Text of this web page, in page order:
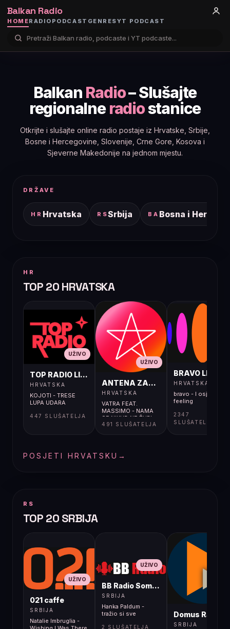
Balkan Radio
HOMERADIO PODCAST GENRESYT PODCAST
Balkan Radio– Slušajte
regionalneradiostanice
Otkrijte i slušajte online radio postaje iz Hrvatske, Srbije,
Bosne i Hercegovine, Slovenije, Crne Gore, Kosova i
Sjeverne Makedonije na jednom mjestu.
DRŽAVE
HR Hrvatska RSSrbija BA Bosna i
HR
TOP 20 HRVATSKA
UŽIVO
TOP RADIO LIVE
HRVATSKA
KOJOTI - TRESE
LUPA UDARA
447 SLUŠATELJA
UŽIVO
ANTENA ZAGREB LIVE
HRVATSKA
VATRA FEAT.
MASSIMO - NAMA
SE NIKUD NE ŽURI
491 SLUŠATELJA
BRAVO LIVE
HRVATSKA
bravo - I osjećaj i
feeling
2347
SLUŠATELJA
POSJETI HRVATSKU →
RS
TOP 20 SRBIJA
UŽIVO
021 caffe
SRBIJA
Natalie Imbruglia -
UŽIVO
BB Radio Sombor
SRBIJA
Hanka Paldum -
tražio si sve
2 SLUŠATELJA
Domus Radio
SRBIJA